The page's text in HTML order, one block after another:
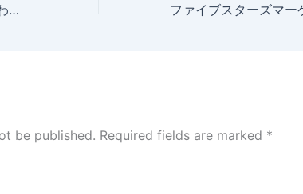
バイナリーオプションで人生終わった｜終わった事例や共通点を解説
be published. Required fields are marked *